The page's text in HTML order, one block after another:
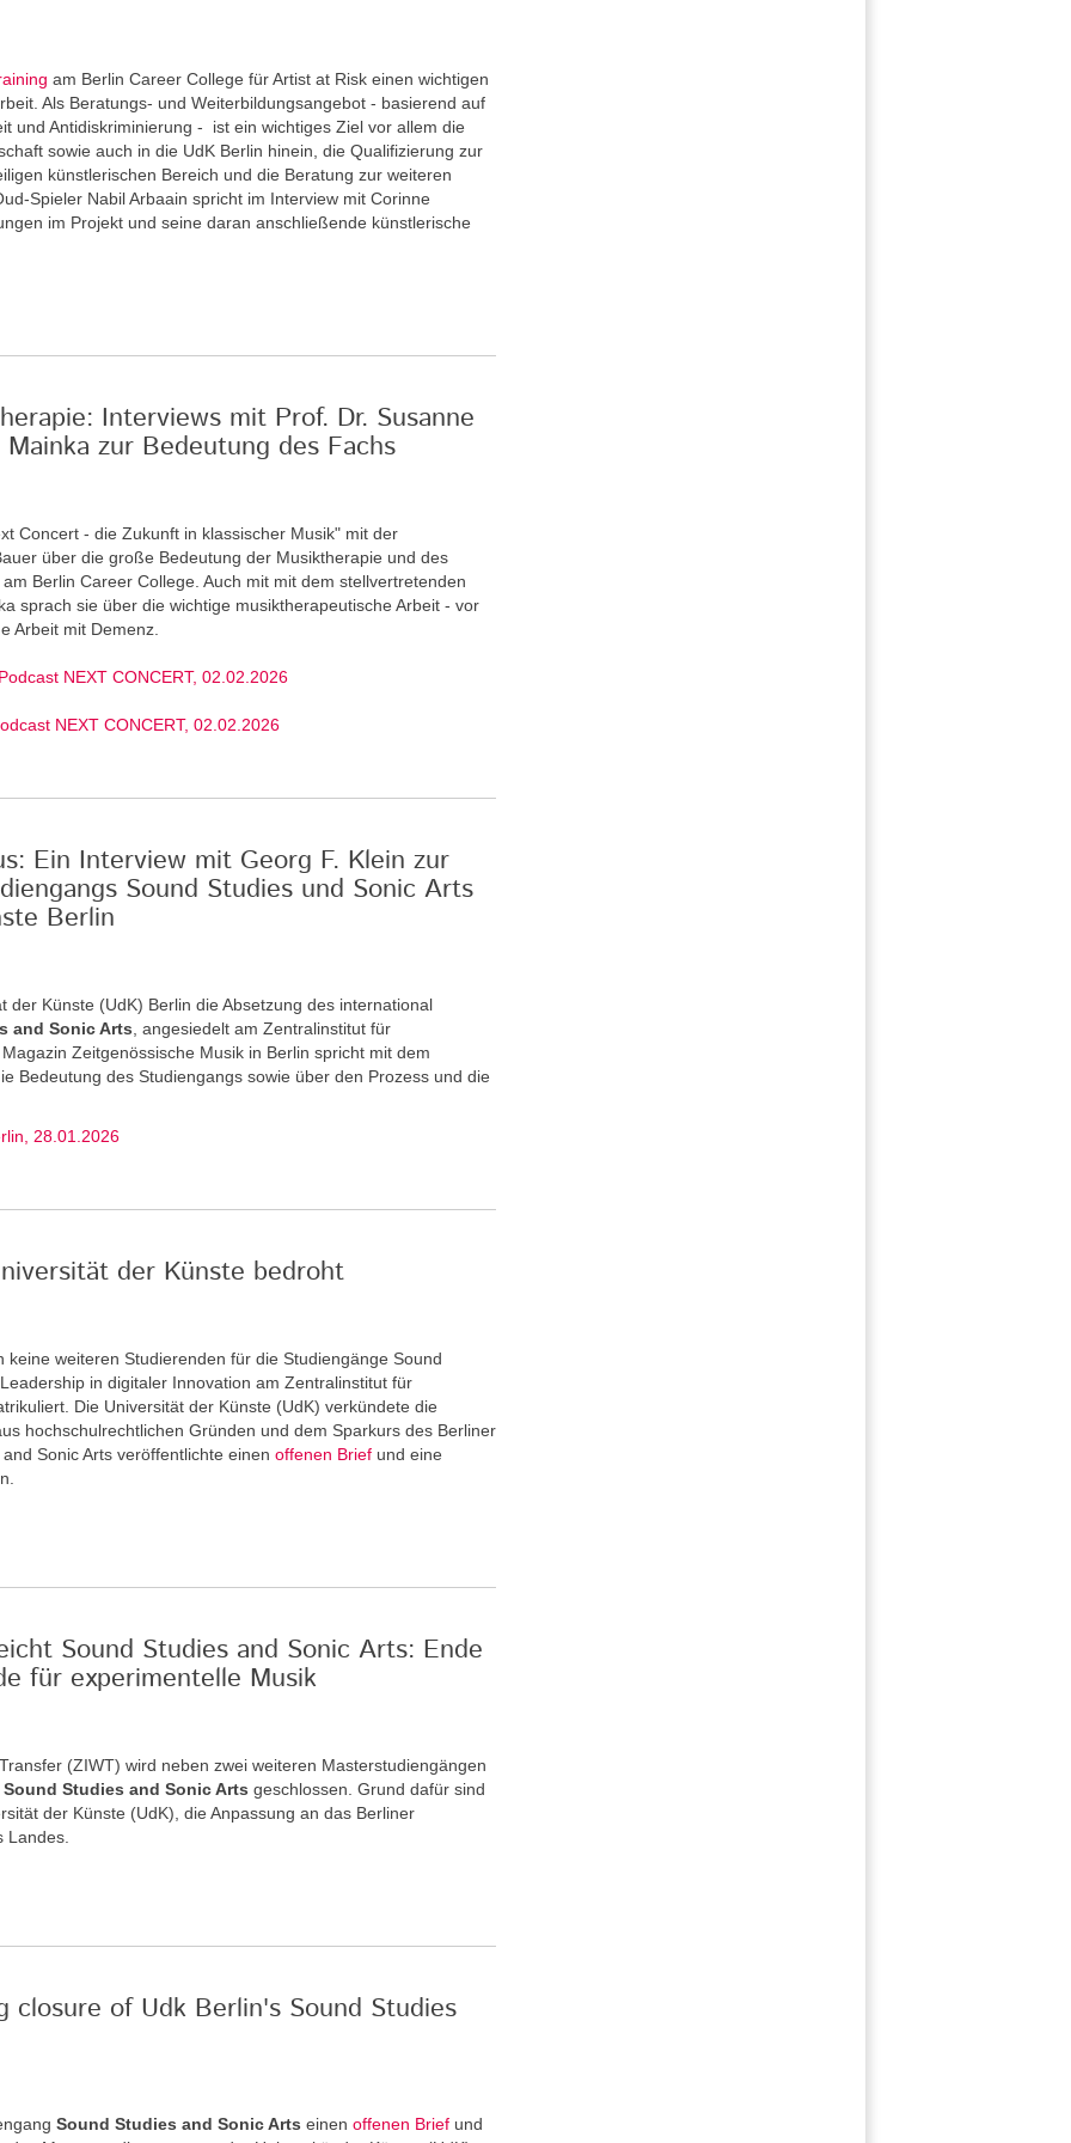
am Berlin Career College für Artist at Risk einen wichtigen
Als Beratungs- und Weiterbildungsangebot - basierend auf
und Antidiskriminierung - ist ein wichtiges Ziel vor allem die
sowie auch in die UdK Berlin hinein, die Qualifizierung zur
künstlerischen Bereich und die Beratung zur weiteren
Spieler Nabil Arbaain spricht im Interview mit Corinne
im Projekt und seine daran anschließende künstlerische
Interviews mit Prof. Dr. Susanne
zur Bedeutung des Fachs
Concert - die Zukunft in klassischer Musik" mit der
über die große Bedeutung der Musiktherapie und des
Berlin Career College. Auch mit mit dem stellvertretenden
sprach sie über die wichtige musiktherapeutische Arbeit - vor
Arbeit mit Demenz.
NEXT CONCERT, 02.02.2026
NEXT CONCERT, 02.02.2026
Ein Interview mit Georg F. Klein zur
Sound Studies und Sonic Arts
Berlin
der Künste (UdK) Berlin die Absetzung des international
and Sonic Arts , angesiedelt am Zentralinstitut für
Zeitgenössische Musik in Berlin spricht mit dem
Bedeutung des Studiengangs sowie über den Prozess und die
28.01.2026
der Künste bedroht
weiteren Stu­dierenden für die Studiengänge Sound
in digitaler Innovation am Zentralinstitut für
Die Universität der Künste (UdK) verkündete die
hochschulrechtlichen Gründen und dem Sparkurs des Berliner
Sonic Arts veröffentlichte einen offenen Brief und eine
Sound Studies and Sonic Arts: Ende
für experimentelle Musik
(ZIWT) wird neben zwei weiteren Masterstudiengängen
Sound Studies and Sonic Arts geschlossen. Grund dafür sind
der Künste (UdK), die Anpassung an das Berliner
Landes.
closure of Udk Berlin's Sound Studies
Sound Studies and Sonic Arts einen offenen Brief und